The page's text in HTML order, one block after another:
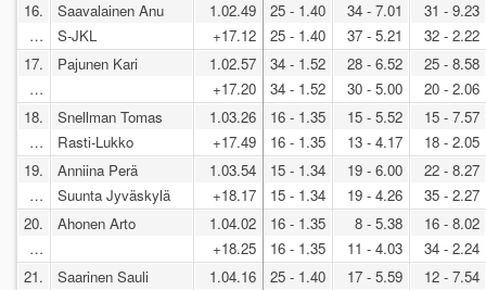
16.
…
Saavalainen Anu
S-JKL
1.02.49
+17.12
25 - 1.40
25 - 1.40
34 - 7.01
37 - 5.21
31 - 9.23
32 - 2.22
17.
…
Pajunen Kari
1.02.57
+17.20
34 - 1.52
34 - 1.52
28 - 6.52
30 - 5.00
25 - 8.58
20 - 2.06
18.
…
Snellman Tomas
Rasti-Lukko
1.03.26
+17.49
16 - 1.35
16 - 1.35
15 - 5.52
13 - 4.17
15 - 7.57
18 - 2.05
19.
…
Anniina Perä
Suunta Jyväskylä
1.03.54
+18.17
15 - 1.34
15 - 1.34
19 - 6.00
19 - 4.26
22 - 8.27
35 - 2.27
20.
…
Ahonen Arto
1.04.02
+18.25
16 - 1.35
16 - 1.35
8 - 5.38
11 - 4.03
16 - 8.02
34 - 2.24
21.
Saarinen Sauli
1.04.16
25 - 1.40
17 - 5.59
12 - 7.54